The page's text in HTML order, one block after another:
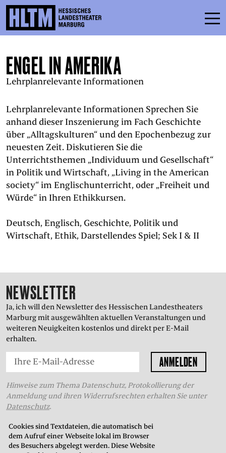
Cookies sind Textdateien, die automatisch bei
dem Aufruf einer Webseite lokal im Browser
des Besuchers abgelegt werden. Diese Website
SPIELPLAN
ENSEMBLE
MITMACHEN
KARTEN
SERVICE
KONTAKT
THEATER & SCHULE
PODCAST
PRESSE
SUCHE
ENGLISH
ENGEL IN AMERIKA
Lehrplanrelevante Informationen
Lehrplanrelevante Informationen Sprechen Sie
anhand dieser Inszenierung im Fach Geschichte
über „Alltagskulturen“ und den Epochenbezug zur
neuesten Zeit. Diskutieren Sie die
Unterrichtsthemen „Individuum und Gesellschaft“
in Politik und Wirtschaft, „Living in the American
society“ im Englischunterricht, oder „Freiheit und
Würde“ in Ihren Ethikkursen.
Deutsch, Englisch, Geschichte, Politik und
Wirtschaft, Ethik, Darstellendes Spiel; Sek I & II
NEWSLETTER
Ja, ich will den Newsletter des Hessischen Landestheaters
Marburg mit ausgewählten aktuellen Veranstaltungen und
weiteren Neuigkeiten kostenlos und direkt per E-Mail
erhalten.
Hinweise zum Thema Datenschutz, Protokollierung der
Anmeldung und ihren Widerrufsrechten erhalten Sie unter
Datenschutz.
THEATERKASSE